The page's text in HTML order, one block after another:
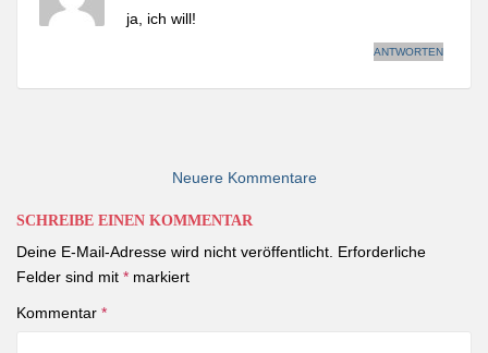
ja, ich will!
ANTWORTEN
Neuere Kommentare
SCHREIBE EINEN KOMMENTAR
Deine E-Mail-Adresse wird nicht veröffentlicht. Erforderliche
Felder sind mit * markiert
Kommentar *